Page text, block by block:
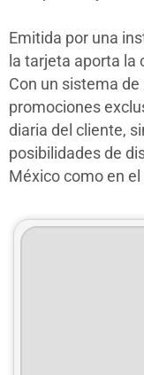
Emitida por una
la tarjeta aporta la
Con un sistema
promociones
diaria del cliente,
posibilidades de
México como en